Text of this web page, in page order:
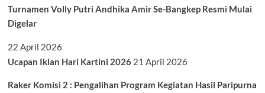
Turnamen Volly Putri Andhika Amir Se-Bangkep Resmi Mulai
Digelar
22 April 2026
Ucapan Iklan Hari Kartini 2026 21 April 2026
Raker Komisi 2 : Pengalihan Program Kegiatan Hasil Paripurna